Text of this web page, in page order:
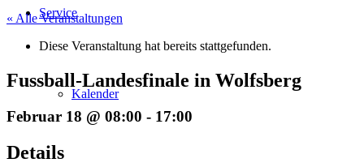
Service
Kalender
« Alle Veranstaltungen
Diese Veranstaltung hat bereits stattgefunden.
Fussball-Landesfinale in Wolfsberg
Februar 18 @ 08:00 - 17:00
Details